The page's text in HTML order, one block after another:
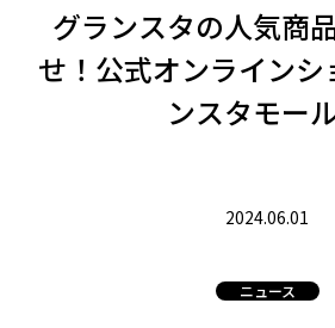
グランスタの人気商
せ！公式オンラインシ
ンスタモール
2024.06.01
ニュース